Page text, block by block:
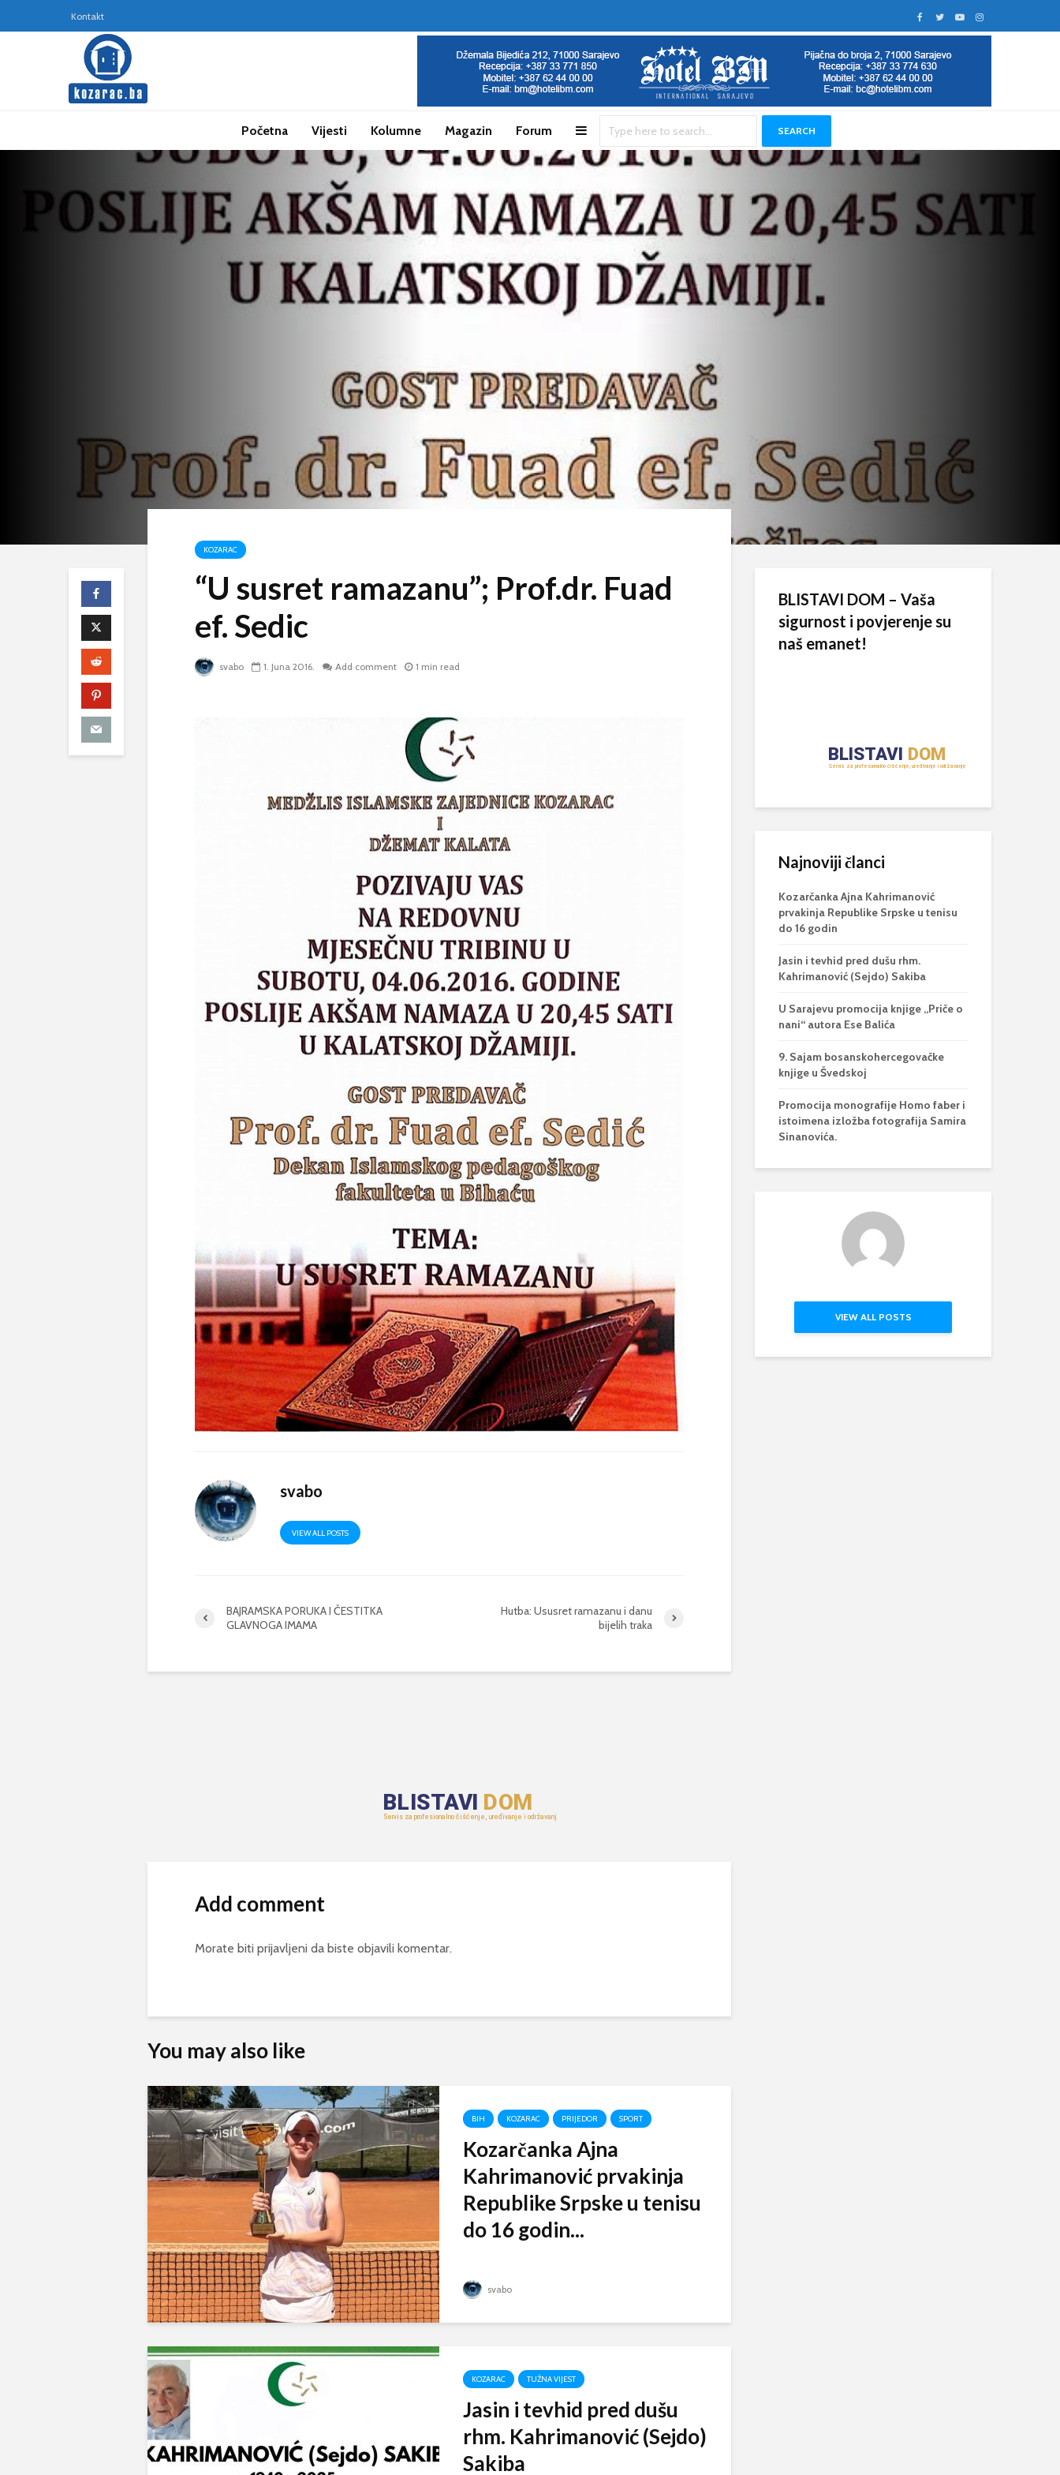
Kontakt
Početna Vijesti Kolumne Magazin Forum SEARCH
KOZARAC
“U susret ramazanu”; Prof.dr. Fuad
ef. Sedic
svabo 1. Juna 2016. Add comment 1 min read
svabo
VIEW ALL POSTS
BAJRAMSKA PORUKA I ČESTITKA
GLAVNOGA IMAMA
Hutba: Ususret ramazanu i danu
bijelih traka
Add comment
Morate biti prijavljeni da biste objavili komentar.
You may also like
BIH KOZARAC PRIJEDOR SPORT
Kozarčanka Ajna
Kahrimanović prvakinja
Republike Srpske u tenisu
do 16 godin...
svabo
KOZARAC TUŽNA VIJEST
Jasin i tevhid pred dušu
rhm. Kahrimanović (Sejdo)
Sakiba
BLISTAVI DOM – Vaša
sigurnost i povjerenje su
naš emanet!
Najnoviji članci
Kozarčanka Ajna Kahrimanović
prvakinja Republike Srpske u tenisu
do 16 godin
Jasin i tevhid pred dušu rhm.
Kahrimanović (Sejdo) Sakiba
U Sarajevu promocija knjige „Priče o
nani“ autora Ese Balića
9. Sajam bosanskohercegovačke
knjige u Švedskoj
Promocija monografije Homo faber i
istoimena izložba fotografija Samira
Sinanovića.
VIEW ALL POSTS